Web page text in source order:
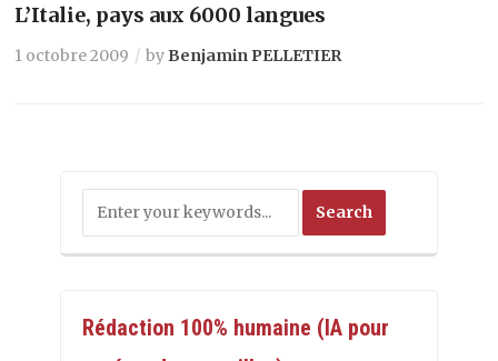
L’Italie, pays aux 6000 langues
1 octobre 2009 by Benjamin PELLETIER
Rédaction 100% humaine (IA pour